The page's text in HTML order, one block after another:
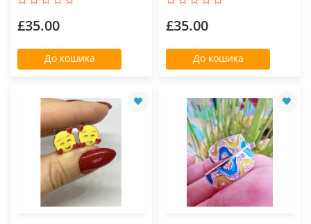
£35.00
До кошика
£35.00
До кошика